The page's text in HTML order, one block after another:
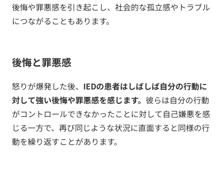
後悔や罪悪感を引き起こし、社会的な孤立感やトラブル
につながることもあります。
後悔と罪悪感
怒りが爆発した後、 IEDの患者はしばしば自分の行動に
対して強い後悔や罪悪感を感じます。 彼らは自分の行動
がコントロールできなかったことに対して自己嫌悪を感
じる一方で、再び同じような状況に直面すると同様の行
動を繰り返すことがあります。